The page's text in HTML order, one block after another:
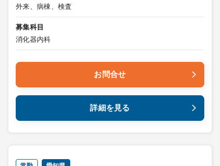
外来、病棟、検査
募集科目
消化器内科
お問合せ
詳細を見る